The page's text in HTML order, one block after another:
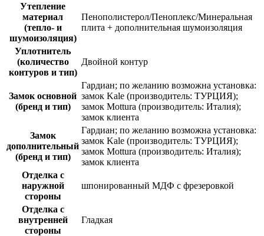
Утепление
материал
(тепло- и
шумоизоляция)
Пенополистерол/Пеноплекс/Минеральная
плита + дополнительная шумоизоляция
Уплотнитель
(количество
контуров и тип)
Двойной контур
Замок основной
(бренд и тип)
Гардиан; по желанию возможна установка:
замок Kale (производитель: ТУРЦИЯ);
замок Mottura (производитель: Италия);
замок клиента
Замок
дополнительный
(бренд и тип)
Гардиан; по желанию возможна установка:
замок Kale (производитель: ТУРЦИЯ);
замок Mottura (производитель: Италия);
замок клиента
Отделка с
наружной
стороны
шпонированный МДФ с фрезеровкой
Отделка с
внутренней
стороны
Гладкая